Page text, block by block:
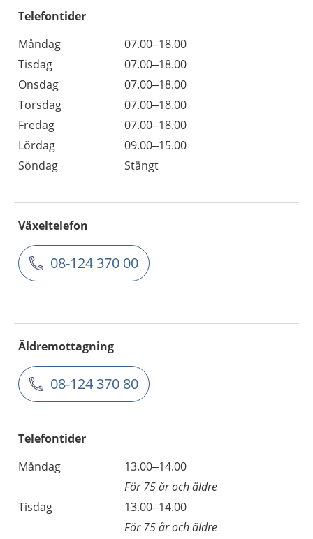
Telefontider
Måndag
07.00–18.00
Tisdag
07.00–18.00
Onsdag
07.00–18.00
Torsdag
07.00–18.00
Fredag
07.00–18.00
Lördag
09.00–15.00
Söndag
Stängt
Växeltelefon
08-124 370 00
Äldremottagning
08-124 370 80
Telefontider
Måndag
13.00–14.00
För 75 år och äldre
Tisdag
13.00–14.00
För 75 år och äldre